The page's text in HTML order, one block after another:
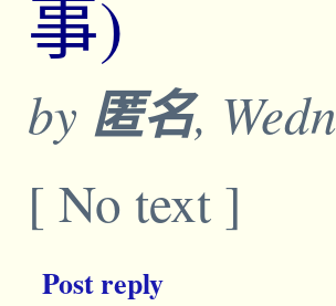
事)
by 匿名,
[ No text ]
Post reply